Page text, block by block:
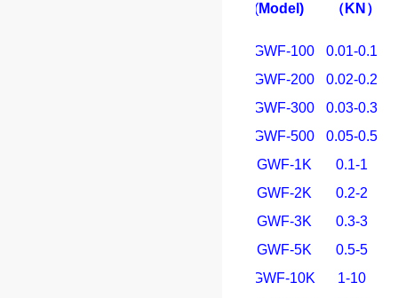
(Model)
（ KN ）
SGWF-100
0.01-0.1
SGWF-200
0.02-0.2
SGWF-300
0.03-0.3
SGWF-500
0.05-0.5
SGWF-1K
0.1-1
SGWF-2K
0.2-2
SGWF-3K
0.3-3
SGWF-5K
0.5-5
SGWF-10K
1-10